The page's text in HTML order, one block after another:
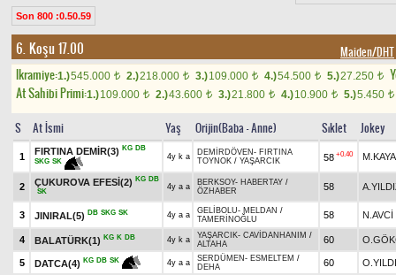
Son 800 :0.50.59
6. Koşu 17.00 Maiden/DHT
Ikramiye:1.)545.000 t 2.)218.000 t 3.)109.000 t 4.)54.500 t 5.)27.250 t
At Sahibi Primi:1.)109.000 t 2.)43.600 t 3.)21.800 t 4.)10.900 t 5.)5.450 t
S At İsmi Yaş Orijin(Baba - Anne) Sıklet Jokey
1
FIRTINA DEMİR(3) KG DB
SKG SK
4y k a DEMİRDÖVEN - FIRTINA
TOYNOK / YAŞARCIK 58 +0.40 M.KAYA
2 ÇUKUROVA EFESİ(2) KG DB
SK
4y a a BERKSOY- HABERTAY /
ÖZHABER
58
3 JINIRAL(5) DB SKG SK 4y a a GELİBOLU- MELDAN /
TAMERİNOĞLU
58 N.AVCİ
4 BALATÜRK(1) KG K DB 4y k a YAŞARCIK- CAVİDANHANIM /
ALTAHA
60
5 DATCA(4) KG DB SK 4y a a SERDÜMEN - ESMELTEM /
DEHA
60